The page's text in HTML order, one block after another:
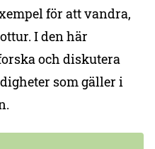
för att vandra,
I den här
och diskutera
som gäller i